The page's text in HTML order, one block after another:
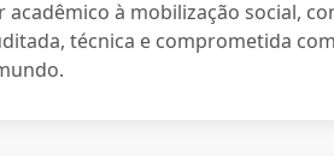
à mobilização social,
técnica e comprometida